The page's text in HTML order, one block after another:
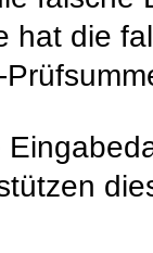
hat die